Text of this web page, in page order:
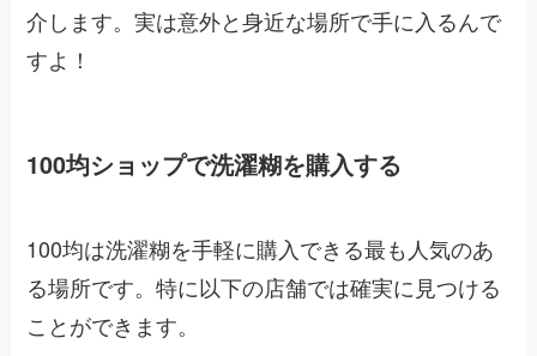
介します。実は意外と身近な場所で手に入るんで
すよ！
100均ショップで洗濯糊を購入する
100均は洗濯糊を手軽に購入できる最も人気のあ
る場所です。特に以下の店舗では確実に見つける
ことができます。